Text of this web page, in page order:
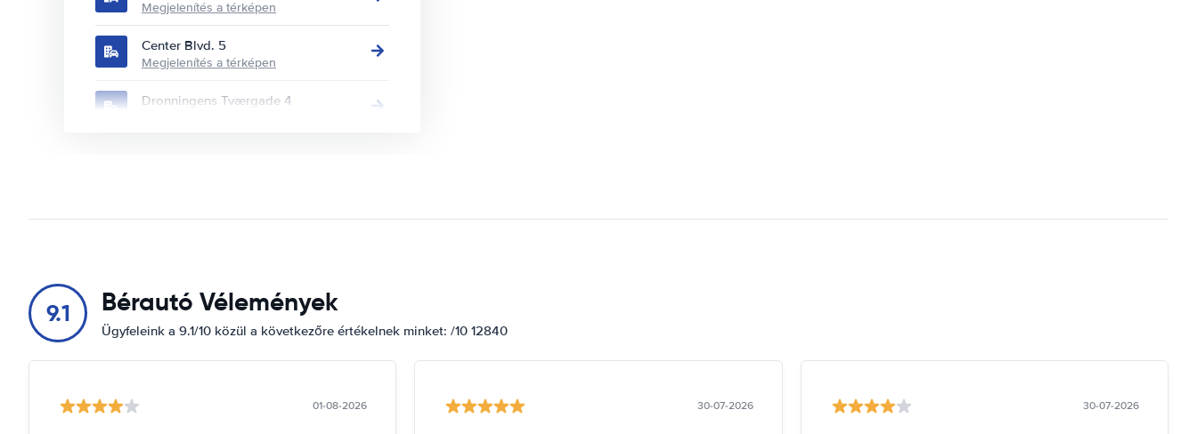
Megjelenítés a térképen
Center Blvd. 5
Megjelenítés a térképen
Dronningens Tværgade 4
Gammel Køge Landevej 127
Megjelenítés a térképen
9.1 Bérautó Vélemények
Ügyfeleink a 9.1/10 közül a következőre értékelnek minket: /10 12840
01-08-2026 30-07-2026 30-07-2026